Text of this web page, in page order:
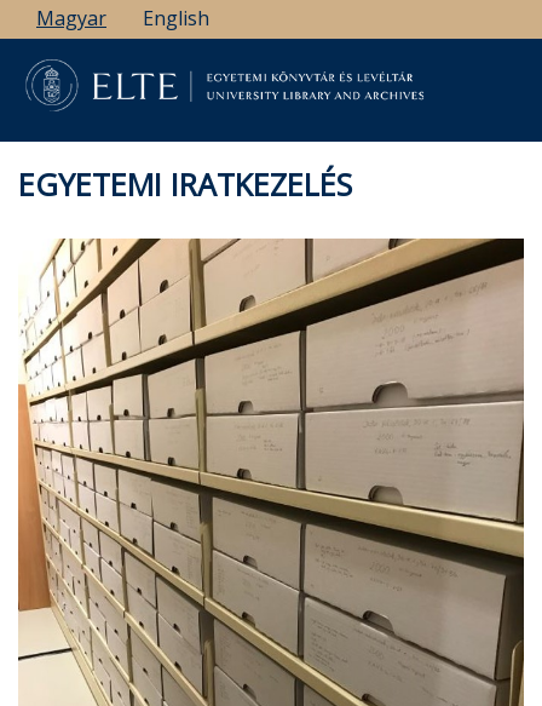
Ugrás
a
tartalomra
Magyar English
EGYETEMI IRATKEZELÉS